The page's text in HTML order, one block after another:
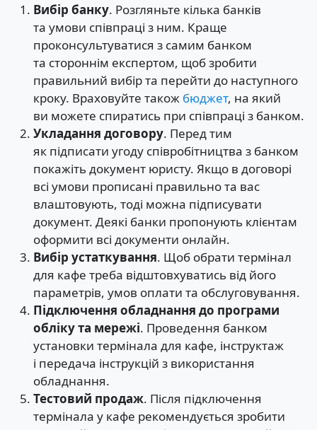
Вибір банку. Розгляньте кілька банків
та умови співпраці з ним. Краще
проконсультуватися з самим банком
та стороннім експертом, щоб зробити
правильний вибір та перейти до наступного
кроку. Враховуйте також бюджет, на який
ви можете спиратись при співпраці з банком.
Укладання договору. Перед тим
як підписати угоду співробітництва з банком
покажіть документ юристу. Якщо в договорі
всі умови прописані правильно та вас
влаштовують, тоді можна підписувати
документ. Деякі банки пропонують клієнтам
оформити всі документи онлайн.
Вибір устаткування. Щоб обрати термінал
для кафе треба відштовхуватись від його
параметрів, умов оплати та обслуговування.
Підключення обладнання до програми
обліку та мережі. Проведення банком
установки термінала для кафе, інструктаж
і передача інструкцій з використання
обладнання.
Тестовий продаж. Після підключення
термінала у кафе рекомендується зробити